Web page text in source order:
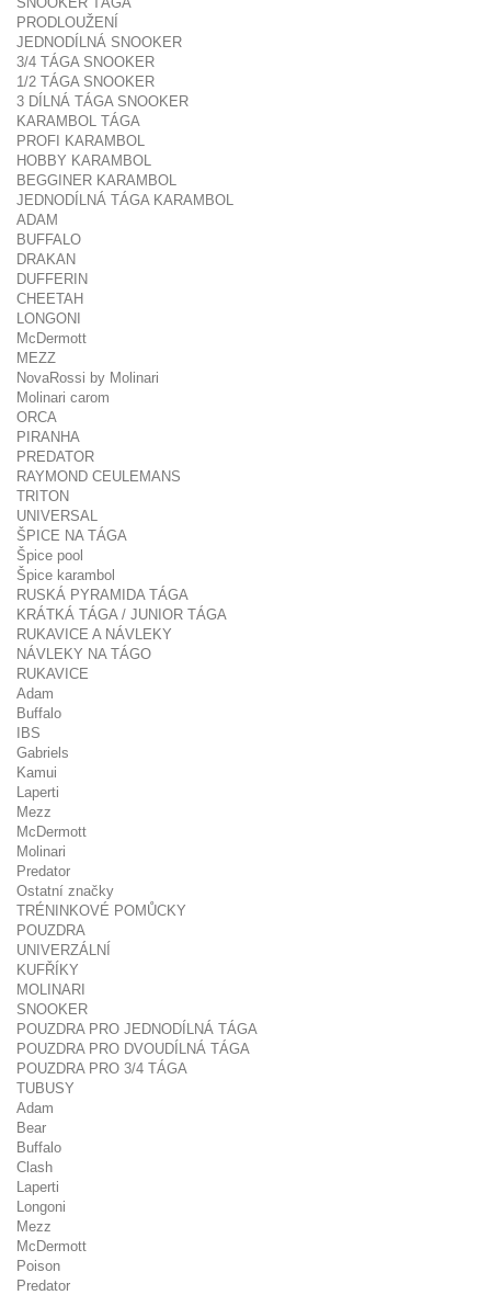
PRODLOUŽENÍ
JEDNODÍLNÁ SNOOKER
3/4 TÁGA SNOOKER
1/2 TÁGA SNOOKER
3 DÍLNÁ TÁGA SNOOKER
KARAMBOL TÁGA
PROFI KARAMBOL
HOBBY KARAMBOL
BEGGINER KARAMBOL
JEDNODÍLNÁ TÁGA KARAMBOL
ADAM
BUFFALO
DRAKAN
DUFFERIN
CHEETAH
LONGONI
McDermott
MEZZ
NovaRossi by Molinari
Molinari carom
ORCA
PIRANHA
PREDATOR
RAYMOND CEULEMANS
TRITON
UNIVERSAL
ŠPICE NA TÁGA
Špice pool
Špice karambol
RUSKÁ PYRAMIDA TÁGA
KRÁTKÁ TÁGA / JUNIOR TÁGA
RUKAVICE A NÁVLEKY
NÁVLEKY NA TÁGO
RUKAVICE
Adam
Buffalo
IBS
Gabriels
Kamui
Laperti
Mezz
McDermott
Molinari
Predator
Ostatní značky
TRÉNINKOVÉ POMŮCKY
POUZDRA
UNIVERZÁLNÍ
KUFŘÍKY
MOLINARI
SNOOKER
POUZDRA PRO JEDNODÍLNÁ TÁGA
POUZDRA PRO DVOUDÍLNÁ TÁGA
POUZDRA PRO 3/4 TÁGA
TUBUSY
Adam
Bear
Buffalo
Clash
Laperti
Longoni
Mezz
McDermott
Poison
Predator